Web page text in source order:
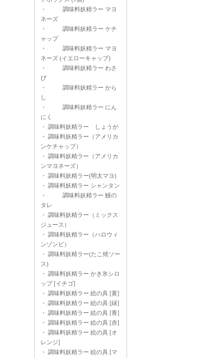
・
調味料妖精ラー マヨ
ネーズ
・
調味料妖精ラー ケチ
ャップ
・
調味料妖精ラー マヨ
ネーズ (イエローキャップ)
・
調味料妖精ラー わさ
び
・
調味料妖精ラー から
し
・
調味料妖精ラー にん
にく
・ 調味料妖精ラー しょうが
・ 調味料妖精ラー（アメリカ
ンケチャップ）
・ 調味料妖精ラー（アメリカ
ンマヨネーズ）
・ 調味料妖精ラー(明太マヨ)
・ 調味料妖精ラー シャンタン
・
調味料妖精ラー 鰻の
タレ
・ 調味料妖精ラー（ミックス
ジュース）
・ 調味料妖精ラー（ハロウィ
ンゾンビ）
・ 調味料妖精ラー(たこ焼ソー
ス)
・ 調味料妖精ラー かき氷シロ
ップ [イチゴ]
・ 調味料妖精ラー 絵の具 [黄]
・ 調味料妖精ラー 絵の具 [緑]
・ 調味料妖精ラー 絵の具 [青]
・ 調味料妖精ラー 絵の具 [赤]
・ 調味料妖精ラー 絵の具 [オ
レンジ]
・ 調味料妖精ラー 絵の具 [マ